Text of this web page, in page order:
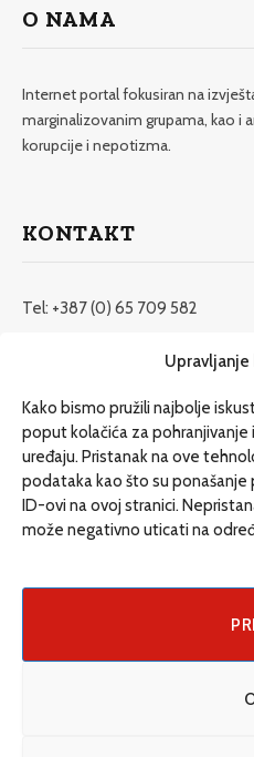
Upravljanje
Kako bismo pružili najbolje
poput kolačića za
uređaju. Pristanak na ove
podataka kao što su ponašanje
ID-ovi na ovoj stranici.
može negativno uticati na
O NAMA
Internet portal fokusiran na
marginalizovanim grupama, kao i
korupcije i nepotizma.
KONTAKT
Tel: +387 (0) 65 709 582
redakcija@etrafika.net
Dosije
Drugi pišu
Društvo